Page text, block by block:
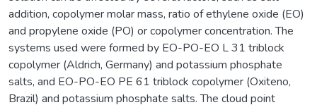
addition, copolymer molar mass, ratio of ethylene oxide (EO)
and propylene oxide (PO) or copolymer concentration. The
systems used were formed by EO-PO-EO L 31 triblock
copolymer (Aldrich, Germany) and potassium phosphate
salts, and EO-PO-EO PE 61 triblock copolymer (Oxiteno,
Brazil) and potassium phosphate salts. The cloud point